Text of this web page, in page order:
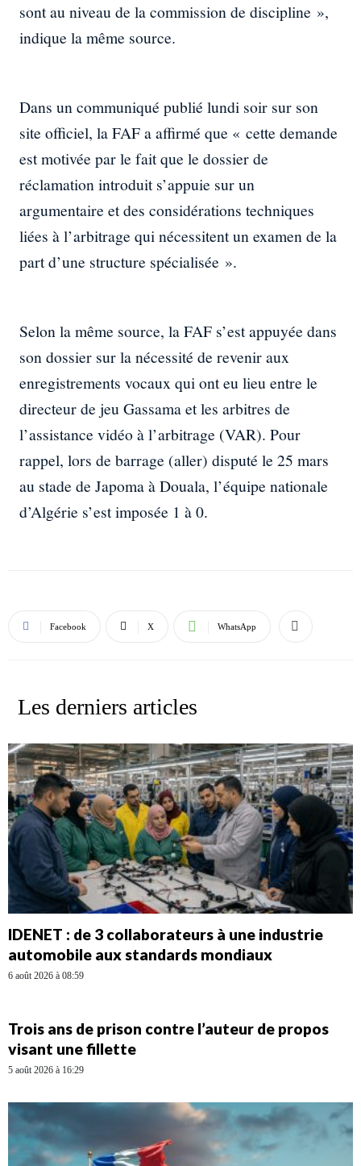
sont au niveau de la commission de discipline »,
indique la même source.
Dans un communiqué publié lundi soir sur son
site officiel, la FAF a affirmé que « cette demande
est motivée par le fait que le dossier de
réclamation introduit s’appuie sur un
argumentaire et des considérations techniques
liées à l’arbitrage qui nécessitent un examen de la
part d’une structure spécialisée ».
Selon la même source, la FAF s’est appuyée dans
son dossier sur la nécessité de revenir aux
enregistrements vocaux qui ont eu lieu entre le
directeur de jeu Gassama et les arbitres de
l’assistance vidéo à l’arbitrage (VAR). Pour
rappel, lors de barrage (aller) disputé le 25 mars
au stade de Japoma à Douala, l’équipe nationale
d’Algérie s’est imposée 1 à 0.
Facebook X WhatsApp
Les derniers articles
IDENET : de 3 collaborateurs à une industrie
automobile aux standards mondiaux
6 août 2026 à 08:59
Trois ans de prison contre l’auteur de propos
visant une fillette
5 août 2026 à 16:29